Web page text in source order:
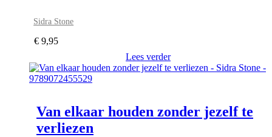
Sidra Stone
€ 9,95
Lees verder
Van elkaar houden zonder jezelf te
verliezen